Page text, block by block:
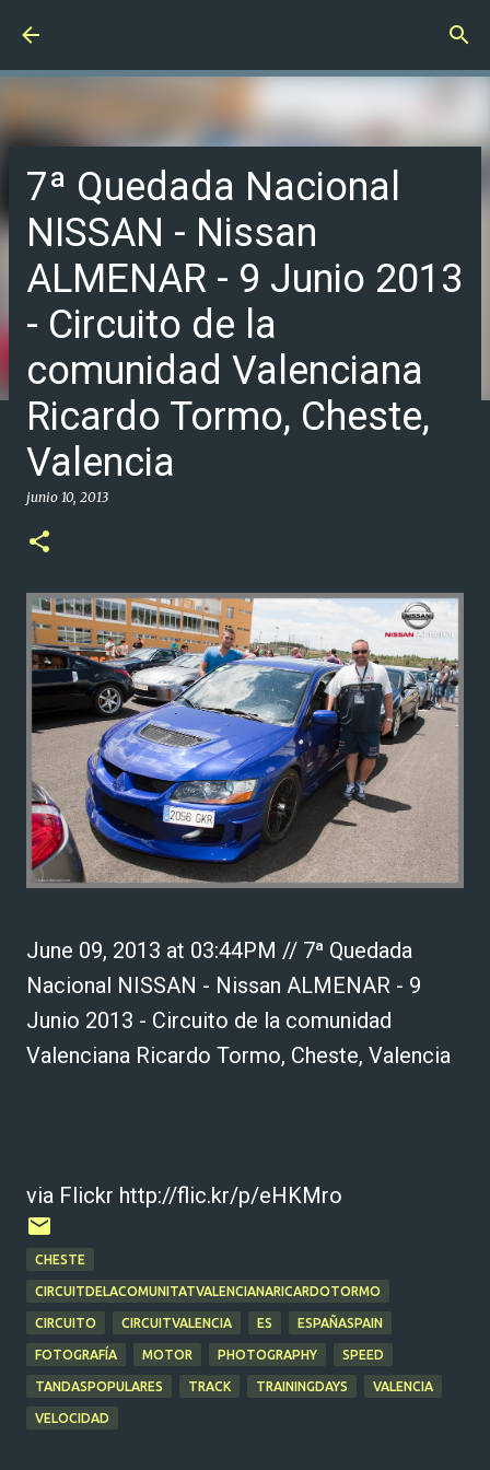
7ª Quedada Nacional
NISSAN - Nissan
ALMENAR - 9 Junio 2013
- Circuito de la
comunidad Valenciana
Ricardo Tormo, Cheste,
Valencia
junio 10, 2013
June 09, 2013 at 03:44PM // 7ª Quedada
Nacional NISSAN - Nissan ALMENAR - 9
Junio 2013 - Circuito de la comunidad
Valenciana Ricardo Tormo, Cheste, Valencia
via Flickr http://flic.kr/p/eHKMro
CHESTE
CIRCUITDELACOMUNITATVALENCIANARICARDOTORMO
CIRCUITO CIRCUITVALENCIA ES ESPAÑASPAIN
FOTOGRAFÍA MOTOR PHOTOGRAPHY SPEED
TANDASPOPULARES TRACK TRAININGDAYS VALENCIA
VELOCIDAD